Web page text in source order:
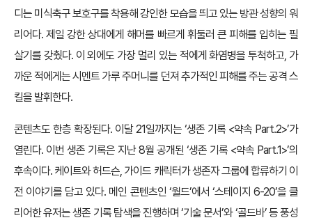
디는 미식축구 보호구를 착용해 강인한 모습을 띄고 있는 방관 성향의 워
리어다. 제일 강한 상대에게 해머를 빠르게 휘둘러 큰 피해를 입히는 필
살기를 갖췄다. 이 외에도 가장 멀리 있는 적에게 화염병을 투척하고, 가
까운 적에게는 시멘트 가루 주머니를 던져 추가적인 피해를 주는 공격 스
킬을 발휘한다.
콘텐츠도 한층 확장된다. 이달 21일까지는 ‘생존 기록 <약속 Part.2>’가
열린다. 이번 생존 기록은 지난 8월 공개된 ‘생존 기록 <약속 Part.1>’의
후속이다. 케이트와 허드슨, 가이드 캐릭터가 생존자 그룹에 합류하기 이
전 이야기를 담고 있다. 메인 콘텐츠인 ‘월드’에서 ‘스테이지 6-20’을 클
리어한 유저는 생존 기록 탐색을 진행하며 ‘기술 문서’와 ‘골드바’ 등 풍성